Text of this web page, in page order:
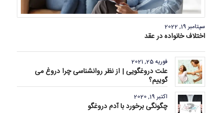
سپتامبر 19, 2022
اختلاف خانواده‌ در عقد
فوریه 25, 2021
علت دروغگویی | از نظر روانشناسی چرا دروغ می
گوییم؟
اکتبر 19, 2020
چگونگی برخورد با آدم دروغگو